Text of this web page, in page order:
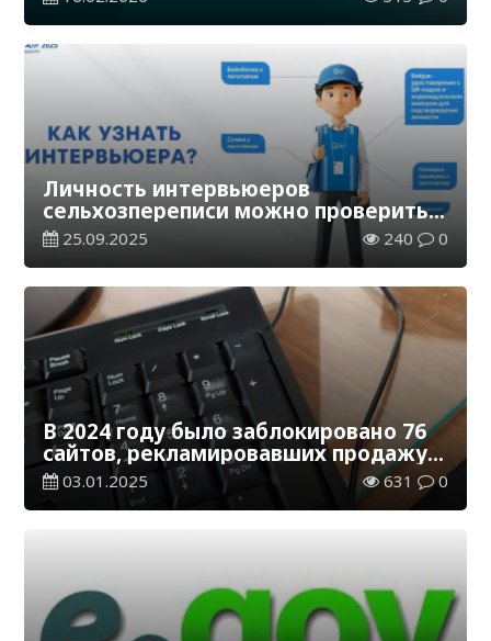
Личность интервьюеров
сельхозпереписи можно проверить
через сайт или по телефону 1446
25.09.2025 240 0
В 2024 году было заблокировано 76
сайтов, рекламировавших продажу
серых сертификатов без
аккредитации
03.01.2025 631 0